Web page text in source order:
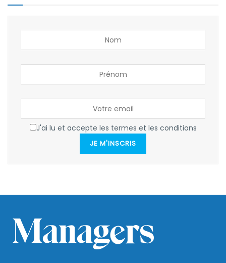
J'ai lu et accepte les termes et les conditions
JE M'INSCRIS